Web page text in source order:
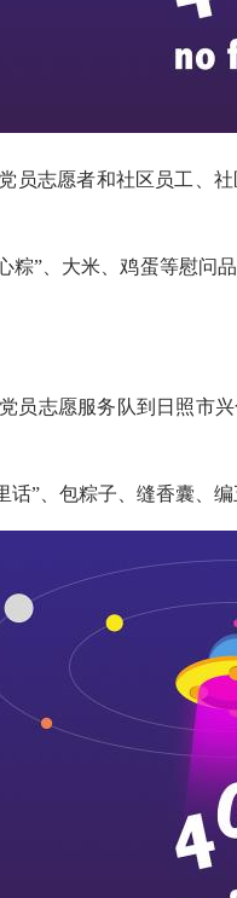
志愿者和社区员工、社
”、大米、鸡蛋等慰问
志愿服务队到日照市兴
、包粽子、缝香囊、编